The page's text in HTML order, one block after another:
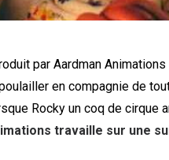
par Aardman
en compagnie de
Rocky un coq de cirque
travaille sur une